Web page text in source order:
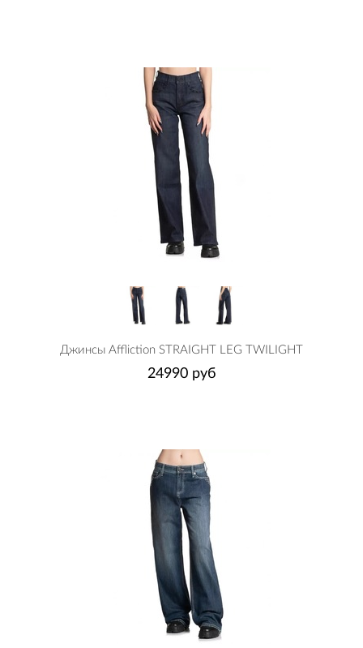
Джинсы Affliction STRAIGHT LEG TWILIGHT
24990 руб